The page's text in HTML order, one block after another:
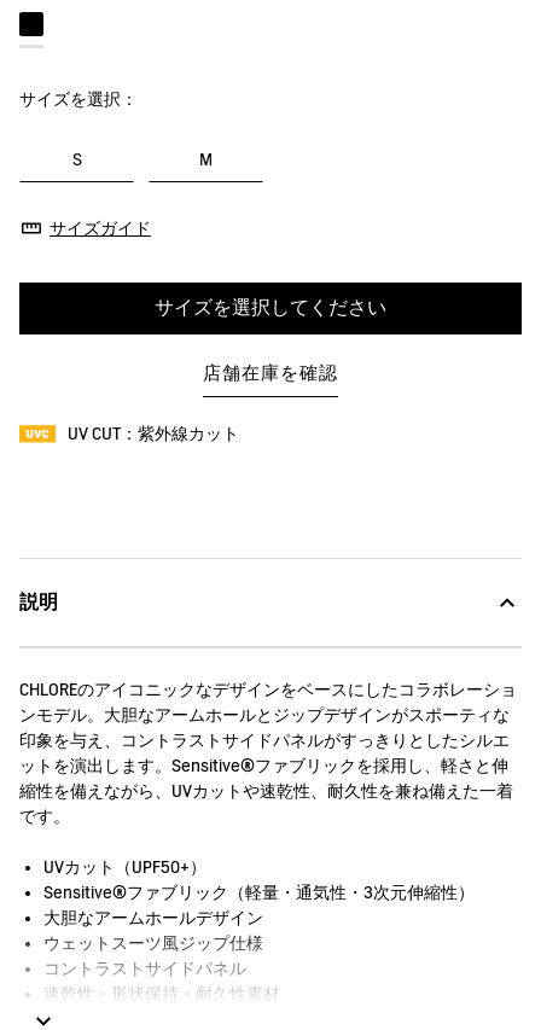
サイズを選択：
S M
サイズガイド
サイズを選択してください
店舗在庫を確認
UV CUT：紫外線カット
説明
CHLOREのアイコニックなデザインをベースにしたコラボレーショ
ンモデル。大胆なアームホールとジップデザインがスポーティな
印象を与え、コントラストサイドパネルがすっきりとしたシルエ
ットを演出します。Sensitive®ファブリックを採用し、軽さと伸
縮性を備えながら、UVカットや速乾性、耐久性を兼ね備えた一着
です。
UVカット（UPF50+）
Sensitive®ファブリック（軽量・通気性・3次元伸縮性）
大胆なアームホールデザイン
ウェットスーツ風ジップ仕様
コントラストサイドパネル
速乾性・形状保持・耐久性素材
反射ブラックのコラボレーションロゴ